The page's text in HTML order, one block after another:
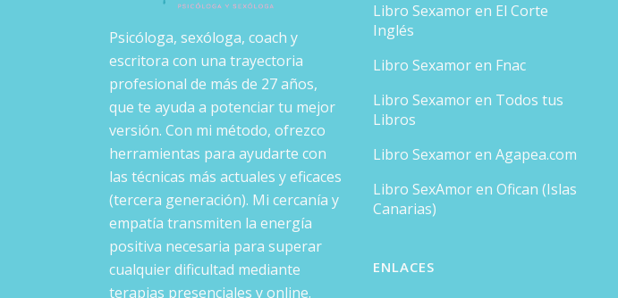
Psicóloga, sexóloga, coach y
escritora con una trayectoria
profesional de más de 27 años,
que te ayuda a potenciar tu mejor
versión. Con mi método, ofrezco
herramientas para ayudarte con
las técnicas más actuales y eficaces
(tercera generación). Mi cercanía y
empatía transmiten la energía
positiva necesaria para superar
cualquier dificultad mediante
terapias presenciales y online.
Libro Sexamor en El Corte
Inglés
Libro Sexamor en Fnac
Libro Sexamor en Todos tus
Libros
Libro Sexamor en Agapea.com
Libro SexAmor en Ofican (Islas
Canarias)
ENLACES